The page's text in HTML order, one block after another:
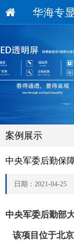
案例展示
中央军委后勤保
日期：2021-04-25
中央军委后勤部
该项目位于北